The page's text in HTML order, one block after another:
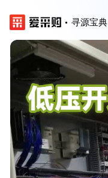
寻源宝典